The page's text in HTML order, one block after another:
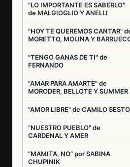
"LO IMPORTANTE ES SABERLO"
de MALGIOGLIO Y ANELLI
"HOY TE QUEREMOS CANTAR"
MORETTO, MOLINA Y
"TENGO GANAS DE TI" de
FERNANDO
"AMAR PARA AMARTE" de
MORODER, BELLOTE Y SUMMER
"AMOR LIBRE" de CAMILO SESTO
"NUESTRO PUEBLO" de
CARDENAL Y AMER
"MAMITA, NO" por SABINA
CHUPINIK